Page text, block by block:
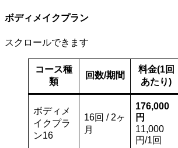
ボディメイクプラン
スクロールできます
コース種
類
回数/期間
料金(1回
あたり)
ボディメ
イクプラ
ン16
16回 / 2ヶ
月
176,000
円
11,000
円/1回